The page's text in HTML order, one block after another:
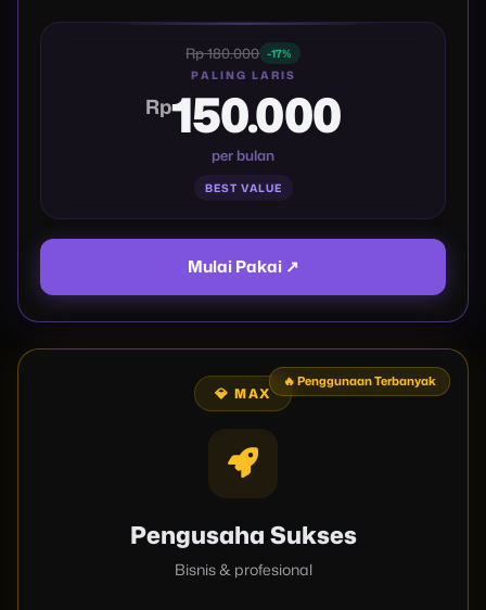
Rp 180.000 -17%
PALING LARIS
Rp150.000
per bulan
BEST VALUE
Mulai Pakai ↗
💎 MAX
🔥 Penggunaan Terbanyak
Pengusaha Sukses
Bisnis & profesional